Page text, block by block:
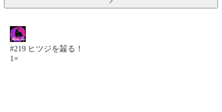
#219 ヒツジを齧る！
1×